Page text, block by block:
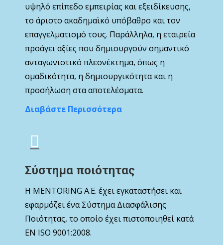
υψηλό επίπεδο εμπειρίας και εξειδίκευσης,
το άριστο ακαδημαϊκό υπόβαθρο και τον
επαγγελματισμό τους. Παράλληλα, η εταιρεία
προάγει αξίες που δημιουργούν σημαντικό
ανταγωνιστικό πλεονέκτημα, όπως η
ομαδικότητα, η δημιουργικότητα και η
προσήλωση στα αποτελέσματα.
Διαβάστε Περισσότερα
Σύστημα ποιότητας
Η MENTORING Α.Ε. έχει εγκαταστήσει και
εφαρμόζει ένα Σύστημα Διασφάλισης
Ποιότητας, το οποίο έχει πιστοποιηθεί κατά
ΕΝ ISO 9001:2008.